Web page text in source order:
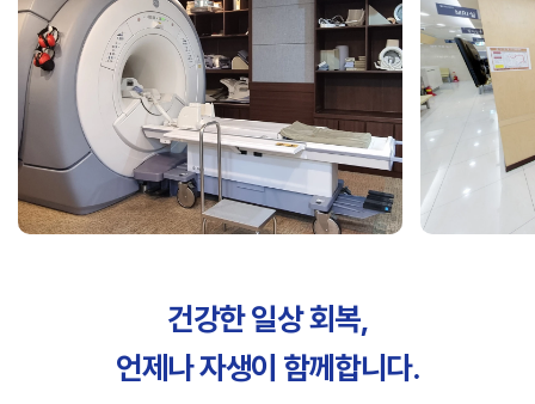
건강한 일상 회복,
언제나 자생이 함께합니다.